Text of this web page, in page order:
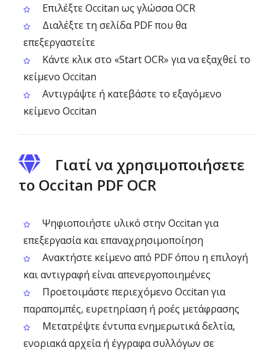
Επιλέξτε Occitan ως γλώσσα OCR
Διαλέξτε τη σελίδα PDF που θα
επεξεργαστείτε
Κάντε κλικ στο «Start OCR» για να εξαχθεί το
κείμενο Occitan
Αντιγράψτε ή κατεβάστε το εξαγόμενο
κείμενο Occitan
Γιατί να χρησιμοποιήσετε
το Occitan PDF OCR
Ψηφιοποιήστε υλικό στην Occitan για
επεξεργασία και επαναχρησιμοποίηση
Ανακτήστε κείμενο από PDF όπου η επιλογή
και αντιγραφή είναι απενεργοποιημένες
Προετοιμάστε περιεχόμενο Occitan για
παραπομπές, ευρετηρίαση ή ροές μετάφρασης
Μετατρέψτε έντυπα ενημερωτικά δελτία,
ενοριακά αρχεία ή έγγραφα συλλόγων σε